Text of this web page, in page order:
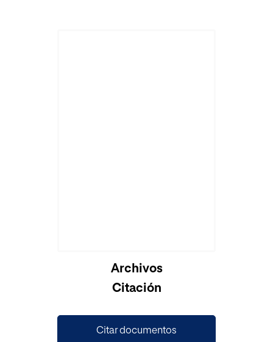
Archivos
Citación
Citar documentos